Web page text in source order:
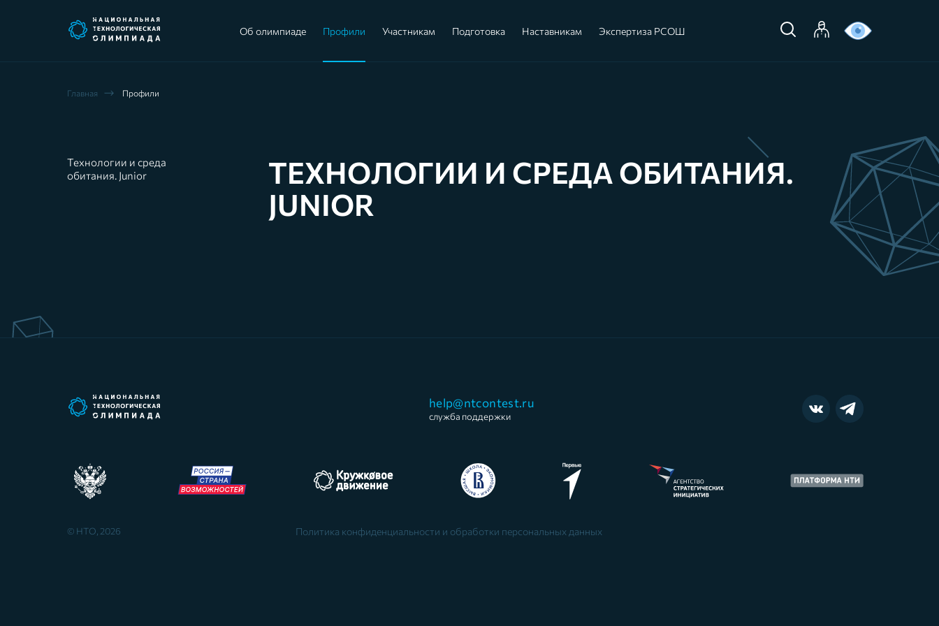
Об олимпиаде Профили Участникам Подготовка Наставникам Экспертиза РСОШ
Главная Профили
Технологии и среда
обитания. Junior
ТЕХНОЛОГИИ И СРЕДА ОБИТАНИЯ.
JUNIOR
help@ntcontest.ru
служба поддержки
© НТО, 2026 Политика конфиденциальности и обработки персональных данных